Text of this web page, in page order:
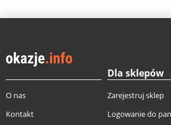
O nas
Kontakt
Dla sklepów
Zarejestruj sklep
Logowanie do